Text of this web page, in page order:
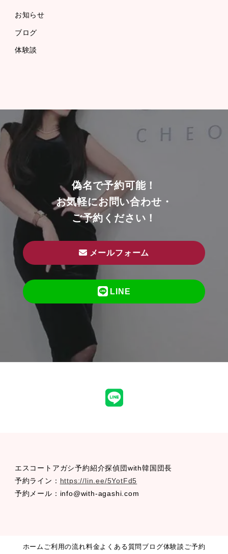
お知らせ
ブログ
体験談
偽名で予約可能！
お気軽にお問い合わせ・
ご予約ください！
メールフォーム
LINE
LINE
エスコートアガシ予約紹介探偵団with韓国団長
予約ライン： https://lin.ee/5YotFd5
予約メール：info@with-agashi.com
ホーム ご利用の流れ料金よくある質問 ブログ体験談 ご予約